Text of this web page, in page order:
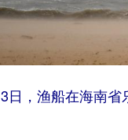
，渔船在海南省